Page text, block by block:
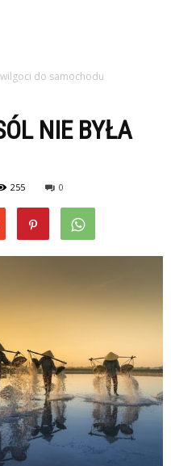
wilgoci do samochodu
NIE BYŁA
255 0